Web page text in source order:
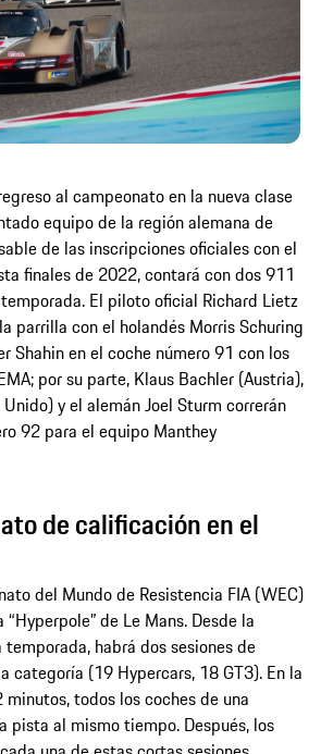
al campeonato en la nueva clase
equipo de la región alemana de
de las inscripciones oficiales con el
finales de 2022, contará con dos 911
El piloto oficial Richard Lietz
parrilla con el holandés Morris Schuring
Shahin en el coche número 91 con los
por su parte, Klaus Bachler (Austria),
y el alemán Joel Sturm correrán
92 para el equipo Manthey
de calificación en el
del Mundo de Resistencia FIA (WEC)
de Le Mans. Desde la
habrá dos sesiones de
categoría (19 Hypercars, 18 GT3). En la
todos los coches de una
pista al mismo tiempo. Después, los